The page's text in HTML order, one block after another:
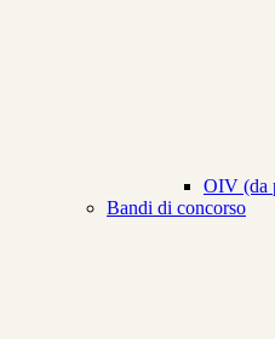
OIV (da
Bandi di concorso